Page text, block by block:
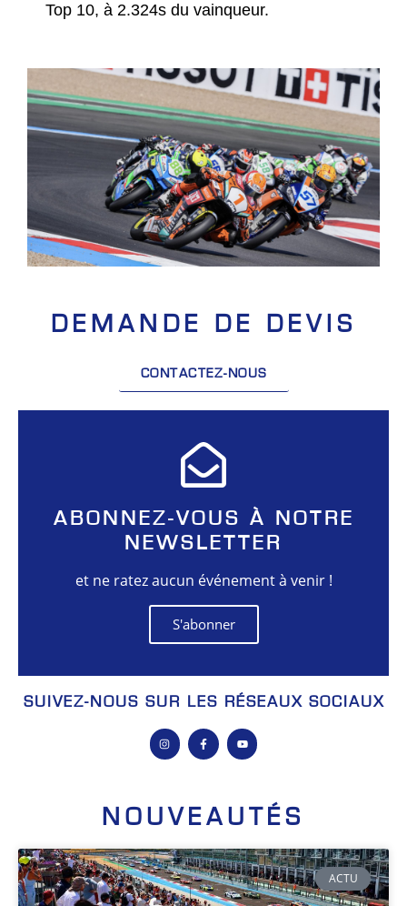
Top 10, à 2.324s du vainqueur.
DEMANDE DE DEVIS
CONTACTEZ-NOUS
ABONNEZ-VOUS À NOTRE
NEWSLETTER
et ne ratez aucun événement à venir !
S'abonner
SUIVEZ-NOUS SUR LES RÉSEAUX SOCIAUX
NOUVEAUTÉS
ACTU